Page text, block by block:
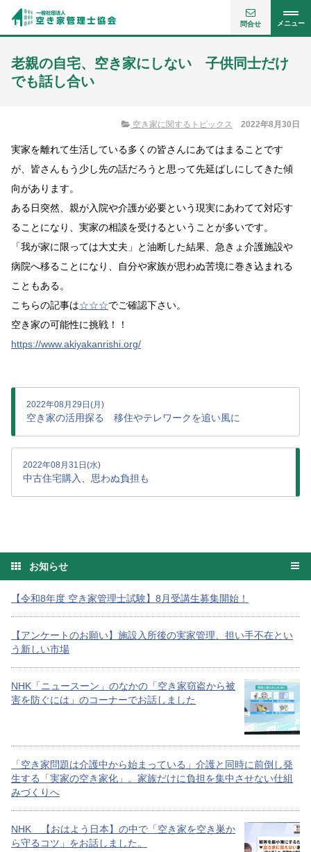
メニュー
問合せ
老親の自宅、空き家にしない 子供同士だけ
でも話し合い
空き家に関するトピックス 2022年8月30日
実家を離れて生活している多くの皆さんにあてはまることです
が、皆さんもう少し先の話だろうと思って先延ばしにしてきた傾
向があります。
ある日突然、親が入院や介護が必要という現実にあわてて対応す
ることになり、実家の相談を受けるということが多いです。
「我が家に限っては大丈夫」と油断した結果、急きょ介護施設や
病院へ移ることになり、自分や家族が思わぬ苦境に巻き込まれる
こともある。
こちらの記事は☆☆☆でご確認下さい。
空き家の可能性に挑戦！！
https://www.akiyakanrishi.org/
2022年08月29日(月)
空き家の活用探る 移住やテレワークを追い風に
2022年08月31日(水)
中古住宅購入、思わぬ負担も
お知らせ
【令和8年度 空き家管理士試験】8月受講生募集開始！
【アンケートのお願い】施設入所後の実家管理、担い手不在とい
う新しい市場
NHK「ニュースーン」のなかの「空き家窃盗から被
害を防ぐには」のコーナーでお話しました
「空き家問題は介護中から始まっている」介護と同時に前倒し発
生する「実家の空き家化」。家族だけに負担を集中させない仕組
みづくりへ
NHK 【おはよう日本】の中で「空き家を空き巣か
ら守るコツ」をお話しました。